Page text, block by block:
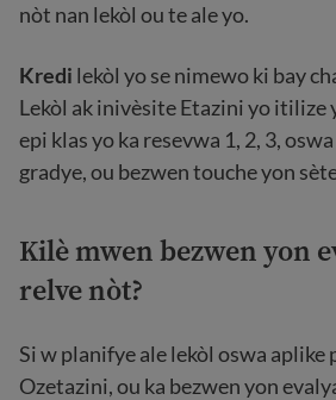
nòt nan lekòl ou te ale yo.
Kredi lekòl yo se nimewo ki bay
Lekòl ak inivèsite Etazini yo itilize
epi klas yo ka resevwa 1, 2, 3,
gradye, ou bezwen touche yon
Kilè mwen bezwen yon
relve nòt?
Si w planifye ale lekòl oswa aplike
Ozetazini, ou ka bezwen yon